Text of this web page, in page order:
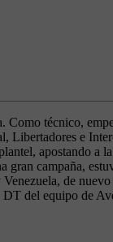
técnico,
Libertadores e
apostando a
gran campaña,
de nuevo
del equipo de